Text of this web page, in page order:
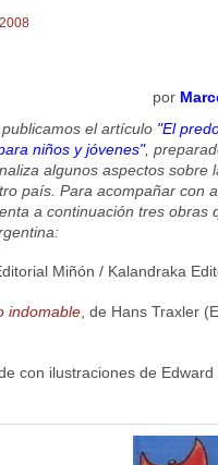
por
el artículo "El
niños y jóvenes",
algunos aspectos sobre
país. Para acompañar con
a continuación tres obras
Miñón / Kalandraka
indomable, de Hans Traxler
con ilustraciones de Edward